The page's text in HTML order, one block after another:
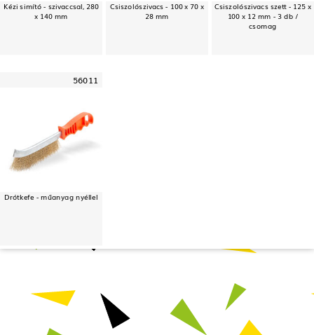
Kézi simító - szivaccsal, 280
x 140 mm
Csiszolószivacs - 100 x 70 x
28 mm
Csiszolószivacs szett - 125 x
100 x 12 mm - 3 db /
csomag
56011
Drótkefe - műanyag nyéllel